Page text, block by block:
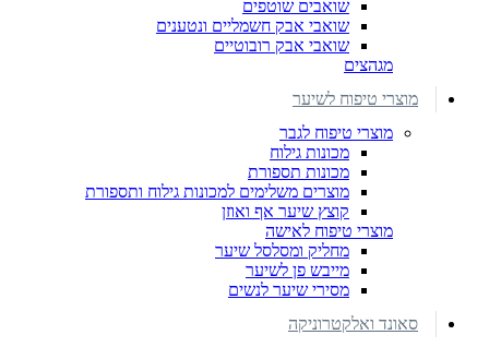
שואבים שוטפים
שואבי אבק חשמליים ונטענים
שואבי אבק רובוטיים
מגהצים
מוצרי טיפוח לשיער
מוצרי טיפוח לגבר
מכונות גילוח
מכונות תספורת
מוצרים משלימים למכונות גילוח ותספורת
קוצץ שיער אף ואוזן
מוצרי טיפוח לאישה
מחליק ומסלסל שיער
מייבש פן לשיער
מסירי שיער לנשים
סאונד ואלקטרוניקה